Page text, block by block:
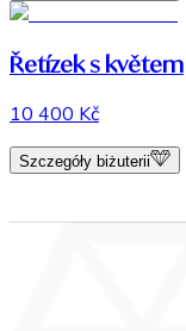
Řetízek s květem
10 400 Kč
Szczegóły biżuterii